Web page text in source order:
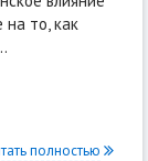
на то, как
полностью